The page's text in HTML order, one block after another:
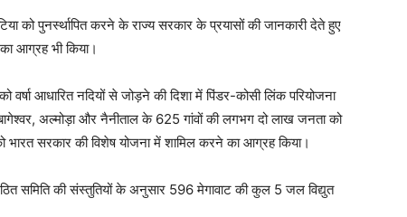
को पुनर्स्थापित करने के राज्य सरकार के प्रयासों की जानकारी देते हुए
आग्रह भी किया।
वर्षा आधारित नदियों से जोड़ने की दिशा में पिंडर-कोसी लिंक परियोजना
अल्मोड़ा और नैनीताल के 625 गांवों की लगभग दो लाख जनता को
भारत सरकार की विशेष योजना में शामिल करने का आग्रह किया।
समिति की संस्तुतियों के अनुसार 596 मेगावाट की कुल 5 जल विद्युत